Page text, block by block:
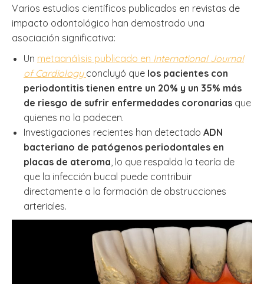
Varios estudios científicos publicados en revistas de
impacto odontológico han demostrado una
asociación significativa:
Un metaanálisis publicado en International Journal
of Cardiology concluyó que los pacientes con
periodontitis tienen entre un 20% y un 35% más
de riesgo de sufrir enfermedades coronarias que
quienes no la padecen.
Investigaciones recientes han detectado ADN
bacteriano de patógenos periodontales en
placas de ateroma, lo que respalda la teoría de
que la infección bucal puede contribuir
directamente a la formación de obstrucciones
arteriales.